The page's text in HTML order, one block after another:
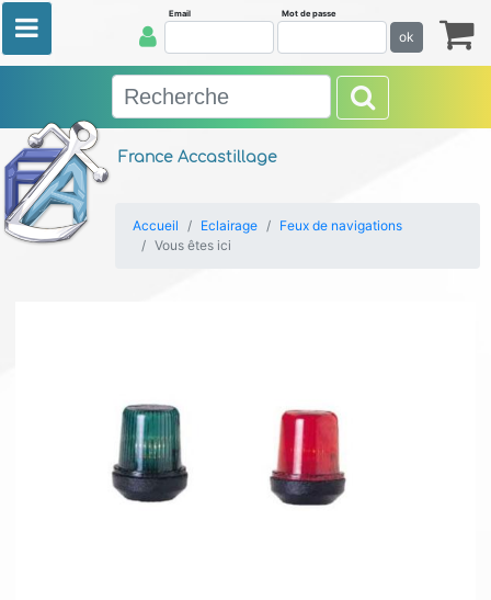
France Accastillage
Email Mot de passe
ok
Accueil Eclairage
Feux de navigations
Vous êtes ici